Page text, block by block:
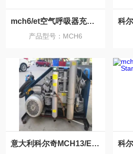
mch6/et空气呼吸器充气泵详细说明
产品型号：MCH6
意大利科尔奇MCH13/ET STD空气呼吸器充气泵